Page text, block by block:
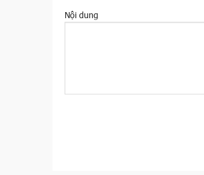
Nội dung